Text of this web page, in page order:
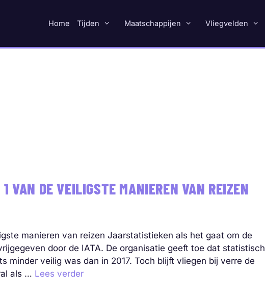
Home Tijden Maatschappijen Vliegvelden
VAN DE VEILIGSTE MANIEREN VAN REIZEN
manieren van reizen Jaarstatistieken als het gaat om de
door de IATA. De organisatie geeft toe dat statistisch
minder veilig was dan in 2017. Toch blijft vliegen bij verre de
als … Lees verder